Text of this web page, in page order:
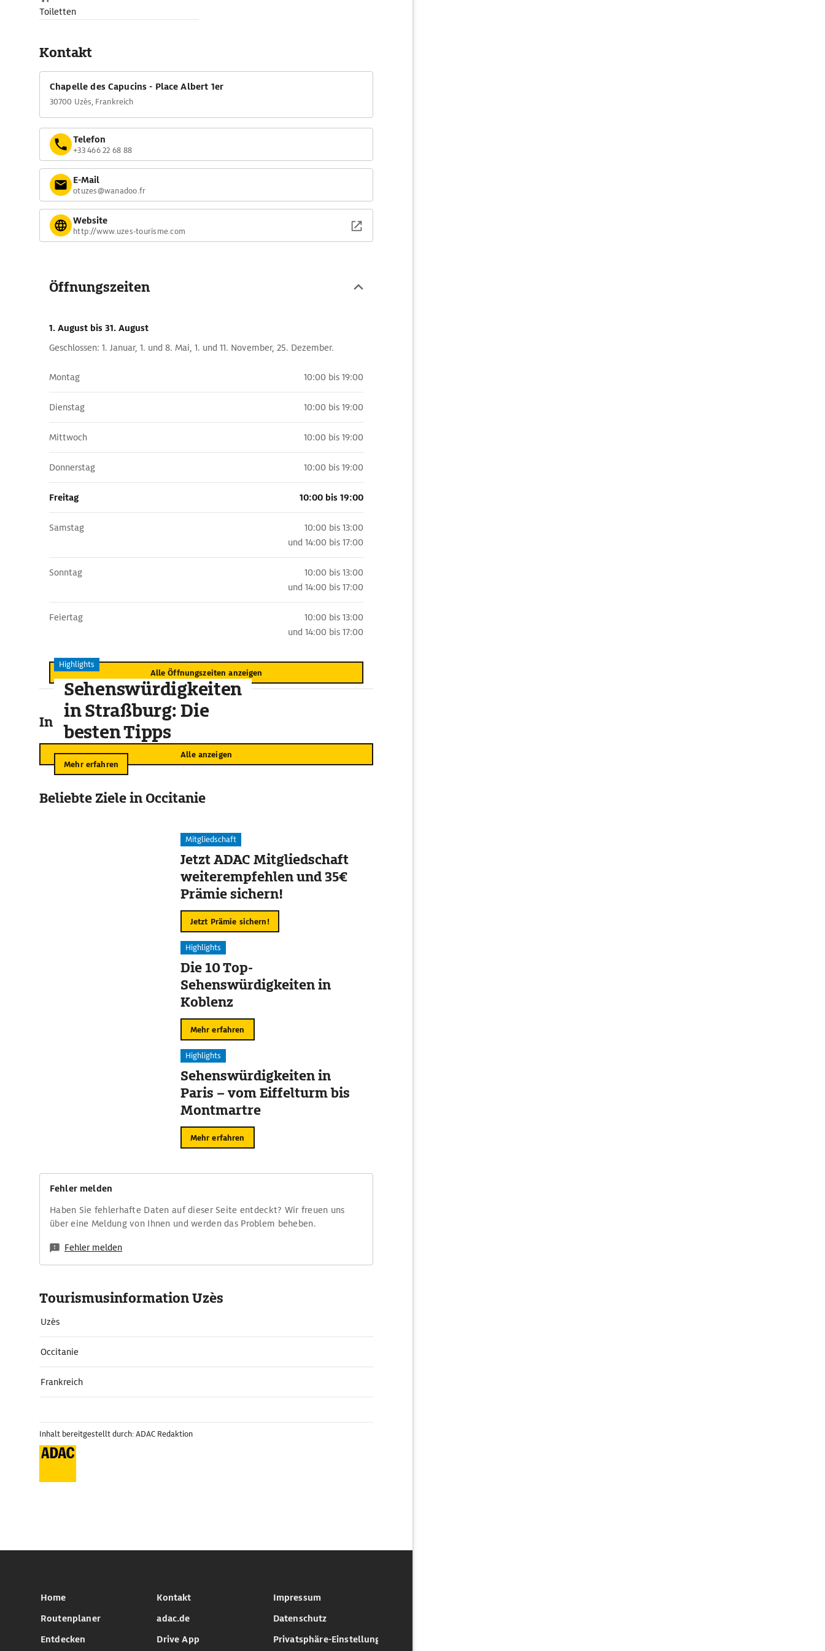
Toiletten
Kontakt
Chapelle des Capucins - Place Albert 1er
30700 Uzès, Frankreich
Telefon
+33 466 22 68 88
E-Mail
otuzes@wanadoo.fr
Website
http://www.uzes-tourisme.com
Öffnungszeiten
1. August bis 31. August
Geschlossen: 1. Januar, 1. und 8. Mai, 1. und 11. November, 25. Dezember.
Montag 10:00 bis 19:00
Dienstag 10:00 bis 19:00
Mittwoch 10:00 bis 19:00
Donnerstag 10:00 bis 19:00
Freitag 10:00 bis 19:00
Samstag
10:00 bis 13:00
und 14:00 bis 17:00
Sonntag
10:00 bis 13:00
und 14:00 bis 17:00
Feiertag
10:00 bis 13:00
und 14:00 bis 17:00
Alle Öffnungszeiten anzeigen
In der Umgebung
Alle anzeigen
Highlights
Sehenswürdigkeiten
in Straßburg: Die
besten Tipps
Mehr erfahren
Beliebte Ziele in Occitanie
Mitgliedschaft
Jetzt ADAC Mitgliedschaft
weiterempfehlen und 35€
Prämie sichern!
Jetzt Prämie sichern!
Highlights
Die 10 Top-
Sehenswürdigkeiten in
Koblenz
Mehr erfahren
Highlights
Sehenswürdigkeiten in
Paris – vom Eiffelturm bis
Montmartre
Mehr erfahren
Fehler melden
Haben Sie fehlerhafte Daten auf dieser Seite entdeckt? Wir freuen uns
über eine Meldung von Ihnen und werden das Problem beheben.
Fehler melden
Tourismusinformation Uzès
Uzès
Occitanie
Frankreich
Inhalt bereitgestellt durch: ADAC Redaktion
Home
Routenplaner
Entdecken
Kontakt
adac.de
Drive App
Impressum
Datenschutz
Privatsphäre-Einstellungen